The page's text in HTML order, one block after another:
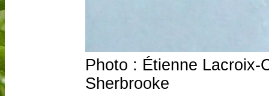
Photo : Étienne Lacroix-
Sherbrooke